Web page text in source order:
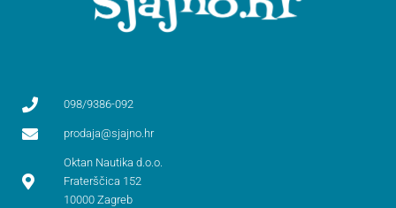
098/9386-092
prodaja@sjajno.hr
Oktan Nautika d.o.o.
Fraterščica 152
10000 Zagreb